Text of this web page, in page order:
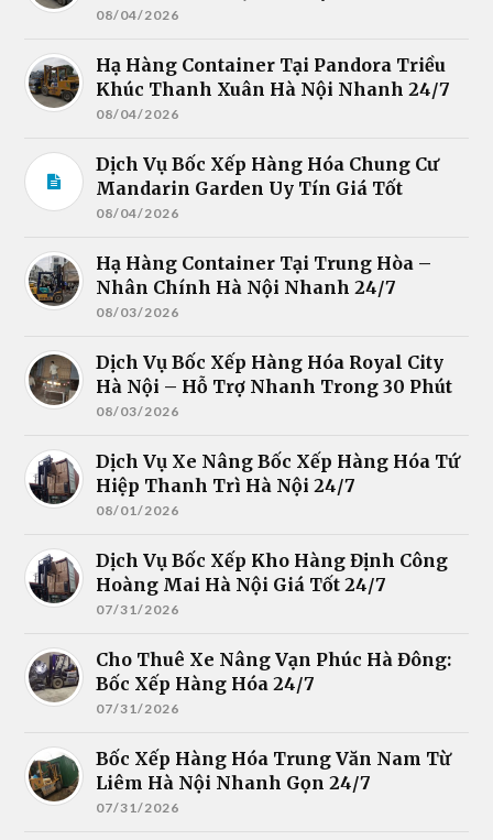
08/04/2026
Hạ Hàng Container Tại Pandora Triều
Khúc Thanh Xuân Hà Nội Nhanh 24/7
08/04/2026
Dịch Vụ Bốc Xếp Hàng Hóa Chung Cư
Mandarin Garden Uy Tín Giá Tốt
08/04/2026
Hạ Hàng Container Tại Trung Hòa –
Nhân Chính Hà Nội Nhanh 24/7
08/03/2026
Dịch Vụ Bốc Xếp Hàng Hóa Royal City
Hà Nội – Hỗ Trợ Nhanh Trong 30 Phút
08/03/2026
Dịch Vụ Xe Nâng Bốc Xếp Hàng Hóa Tứ
Hiệp Thanh Trì Hà Nội 24/7
08/01/2026
Dịch Vụ Bốc Xếp Kho Hàng Định Công
Hoàng Mai Hà Nội Giá Tốt 24/7
07/31/2026
Cho Thuê Xe Nâng Vạn Phúc Hà Đông:
Bốc Xếp Hàng Hóa 24/7
07/31/2026
Bốc Xếp Hàng Hóa Trung Văn Nam Từ
Liêm Hà Nội Nhanh Gọn 24/7
07/31/2026